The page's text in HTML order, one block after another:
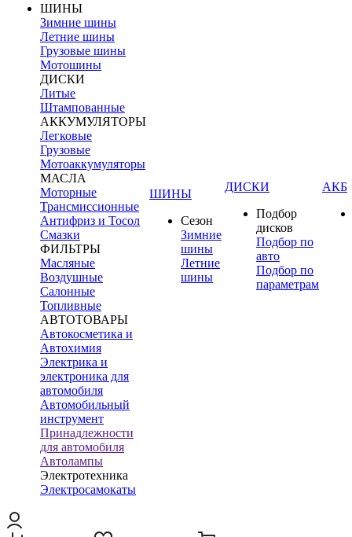
ШИНЫ
Зимние шины
Летние шины
Грузовые шины
Мотошины
ДИСКИ
Литые
Штампованные
АККУМУЛЯТОРЫ
Легковые
Грузовые
Мотоаккумуляторы
МАСЛА
Моторные
Трансмиссионные
Антифриз и Тосол
Смазки
ФИЛЬТРЫ
Масляные
Воздушные
Салонные
Топливные
АВТОТОВАРЫ
Автокосметика и
Автохимия
Электрика и
электроника для
автомобиля
Автомобильный
инструмент
Принадлежности
для автомобиля
Автолампы
Электротехника
Электросамокаты
ШИНЫ
Сезон
Зимние
шины
Летние
шины
ДИСКИ
Подбор
дисков
Подбор по
авто
Подбор по
параметрам
АКБ